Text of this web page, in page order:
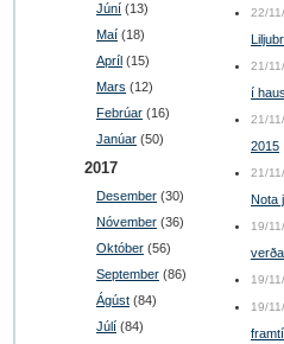
Júní (13)
Maí (18)
Apríl (15)
Mars (12)
Febrúar (16)
Janúar (50)
2017
Desember (30)
Nóvember (36)
Október (56)
September (86)
Ágúst (84)
Júlí (84)
22/
21/
í
21/
2015
21/
Nota
19/
19/
19/